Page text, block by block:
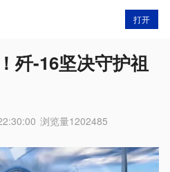
打开
歼-16坚决守护祖
浏览量1202485